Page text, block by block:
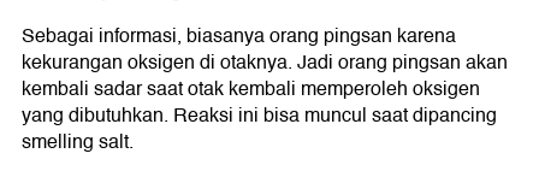
Sebagai informasi, biasanya orang pingsan karena
kekurangan oksigen di otaknya. Jadi orang pingsan akan
kembali sadar saat otak kembali memperoleh oksigen
yang dibutuhkan. Reaksi ini bisa muncul saat dipancing
smelling salt.